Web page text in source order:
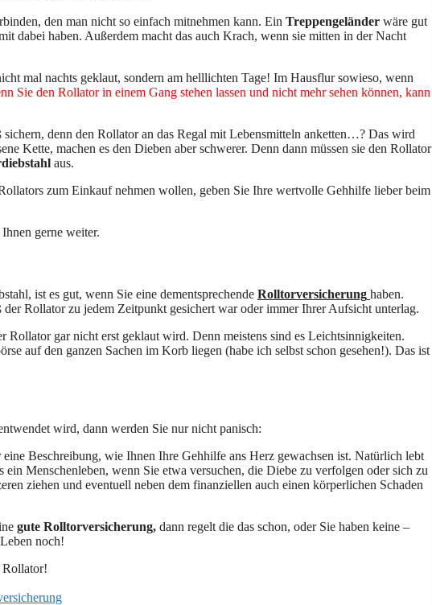
den man nicht so einfach mitnehmen kann. Ein Treppengeländer wäre gut
dabei haben. Außerdem macht das auch Krach, wenn sie mitten in der Nacht
mal nachts geklaut, sondern am helllichten Tage! Im Hausflur sowieso, wenn
Sie den Rollator in einem Gang stehen lassen und nicht mehr sehen können, kann
denn den Rollator an das Regal mit Lebensmitteln anketten…? Das wird
Kette, machen es den Dieben aber schwerer. Denn dann müssen sie den Rollator
aus.
zum Einkauf nehmen wollen, geben Sie Ihre wertvolle Gehhilfe lieber beim
gerne weiter.
ist es gut, wenn Sie eine dementsprechende Rolltorversicherung haben.
Rollator zu jedem Zeitpunkt gesichert war oder immer Ihrer Aufsicht unterlag.
Rollator gar nicht erst geklaut wird. Denn meistens sind es Leichtsinnigkeiten.
auf den ganzen Sachen im Korb liegen (habe ich selbst schon gesehen!). Das ist
wird, dann werden Sie nur nicht panisch:
Beschreibung, wie Ihnen Ihre Gehhilfe ans Herz gewachsen ist. Natürlich lebt
Menschenleben, wenn Sie etwa versuchen, die Diebe zu verfolgen oder sich zu
ziehen und eventuell neben dem finanziellen auch einen körperlichen Schaden
gute Rolltorversicherung, dann regelt die das schon, oder Sie haben keine –
noch!
Rollator!